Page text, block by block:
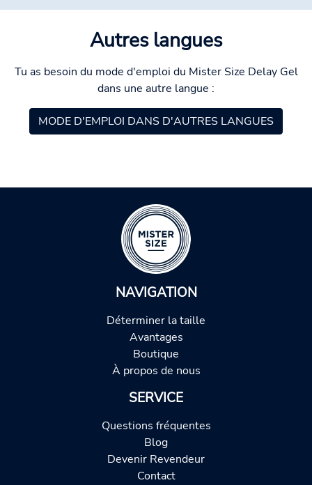
Autres langues
Tu as besoin du mode d'emploi du Mister Size Delay Gel
dans une autre langue :
MODE D'EMPLOI DANS D'AUTRES LANGUES
NAVIGATION
Déterminer la taille
Avantages
Boutique
À propos de nous
SERVICE
Questions fréquentes
Blog
Devenir Revendeur
Contact